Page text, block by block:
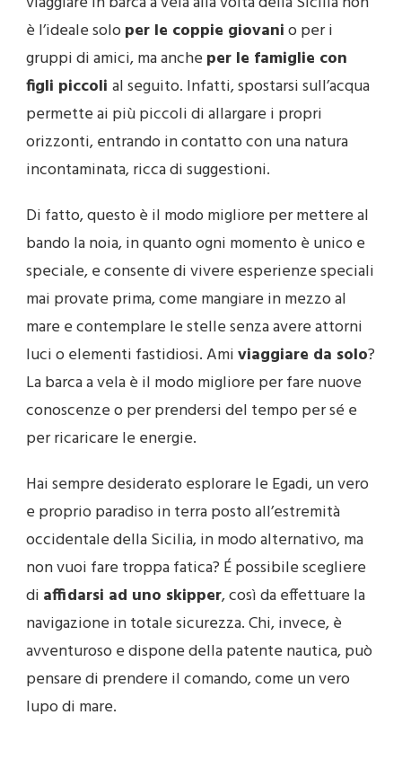
è l’ideale soloper le coppie giovanio per i
gruppi di amici, ma anche per le famiglie con
figli piccoli al seguito. Infatti, spostarsi sull’acqua
permette ai più piccoli di allargare i propri
orizzonti, entrando in contatto con una natura
incontaminata, ricca di suggestioni.
Di fatto, questo è il modo migliore per mettere al
bando la noia, in quanto ogni momento è unico e
speciale, e consente di vivere esperienze speciali
mai provate prima, come mangiare in mezzo al
mare e contemplare le stelle senza avere attorni
luci o elementi fastidiosi. Amiviaggiare da solo?
La barca a vela è il modo migliore per fare nuove
conoscenze o per prendersi del tempo per sé e
per ricaricare le energie.
Hai sempre desiderato esplorare le Egadi, un vero
e proprio paradiso in terra posto all’estremità
occidentale della Sicilia, in modo alternativo, ma
non vuoi fare troppa fatica? É possibile scegliere
di affidarsi ad uno skipper, così da effettuare la
navigazione in totale sicurezza. Chi, invece, è
avventuroso e dispone della patente nautica, può
pensare di prendere il comando, come un vero
lupo di mare.